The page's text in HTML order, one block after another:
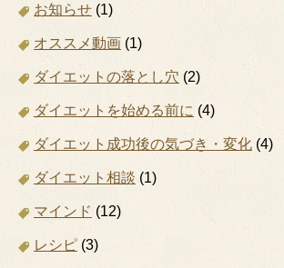
お知らせ (1)
オススメ動画 (1)
ダイエットの落とし穴 (2)
ダイエットを始める前に (4)
ダイエット成功後の気づき・変化 (4)
ダイエット相談 (1)
マインド (12)
レシピ (3)